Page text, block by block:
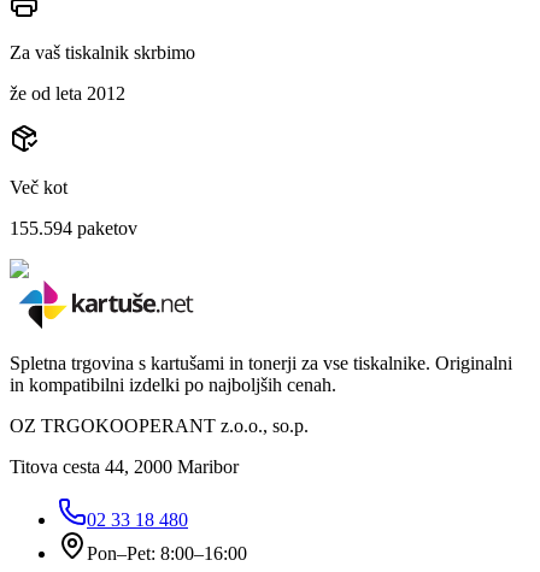
Za vaš tiskalnik skrbimo
že od leta 2012
Več kot
155.594 paketov
Spletna trgovina s kartušami in tonerji za vse tiskalnike. Originalni
in kompatibilni izdelki po najboljših cenah.
OZ TRGOKOOPERANT z.o.o., so.p.
Titova cesta 44, 2000 Maribor
02 33 18 480
Pon–Pet: 8:00–16:00